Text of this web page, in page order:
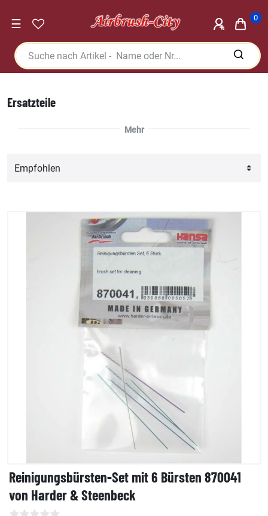
☰ 0
Ersatzteile
Reinigungsbürsten-Set mit 6 Bürsten 870041
von Harder & Steenbeck